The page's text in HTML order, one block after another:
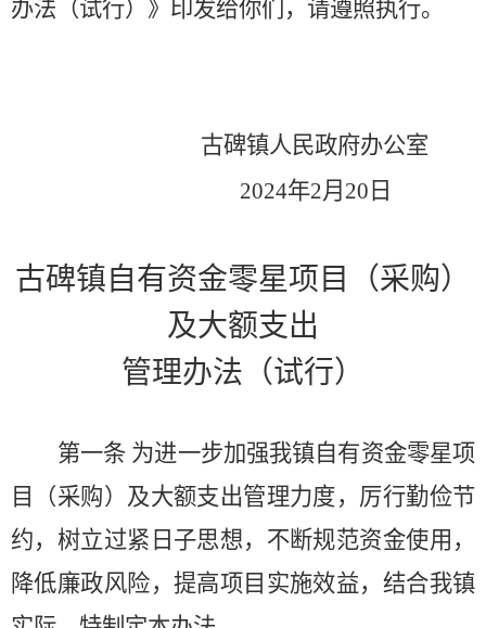
办法（试行）》印发给你们，请遵照执行。
古碑镇人民政府办公室
2024年2月 20 日
古碑镇自有资金零星项目（采购）
及大额支出
管理办法（试行）
第一条 为进一步加强我镇自有资金零星项
目（采购）及大额支出管理力度，厉行勤俭节
约，树立过紧日子思想，不断规范资金使用，
降低廉政风险，提高项目实施效益，结合我镇